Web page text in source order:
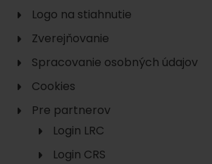
Hľadať
Logo na stiahnutie
Zverejňovanie
Spracovanie osobných údajov
Cookies
Pre partnerov
Login LRC
Login CRS